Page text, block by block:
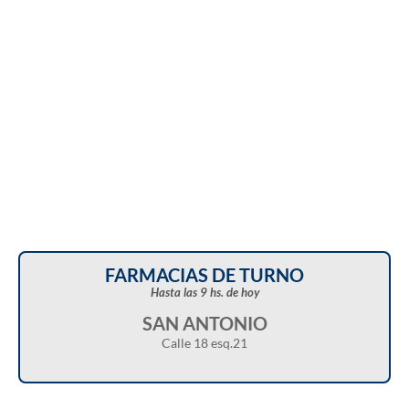
FARMACIAS DE TURNO
Hasta las 9 hs. de hoy
SAN ANTONIO
Calle 18 esq.21